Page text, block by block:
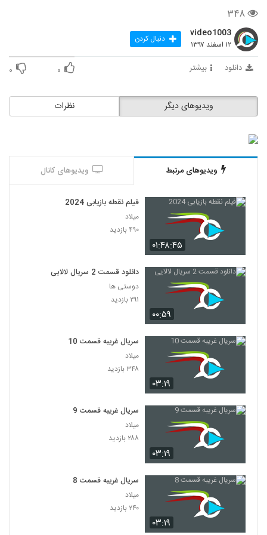
۳۴۸
video1003
۱۲ اسفند ۱۳۹۷ دنبال کردن
دانلود بیشتر ۰ ۰
نظرات ویدیوهای دیگر
ویدیوهای مرتبط ویدیوهای کانال
۰۱:۴۸:۴۵
فیلم نقطه بازیابی 2024
میلاد
۴۹۰ بازدید
۰۰:۵۹
دانلود قسمت 2 سریال لالایی
دوستی ها
۲۹۱ بازدید
۰۳:۱۹
سریال غریبه قسمت 10
میلاد
۳۴۸ بازدید
۰۳:۱۹
سریال غریبه قسمت 9
میلاد
۲۸۸ بازدید
۰۳:۱۹
سریال غریبه قسمت 8
میلاد
۲۴۰ بازدید